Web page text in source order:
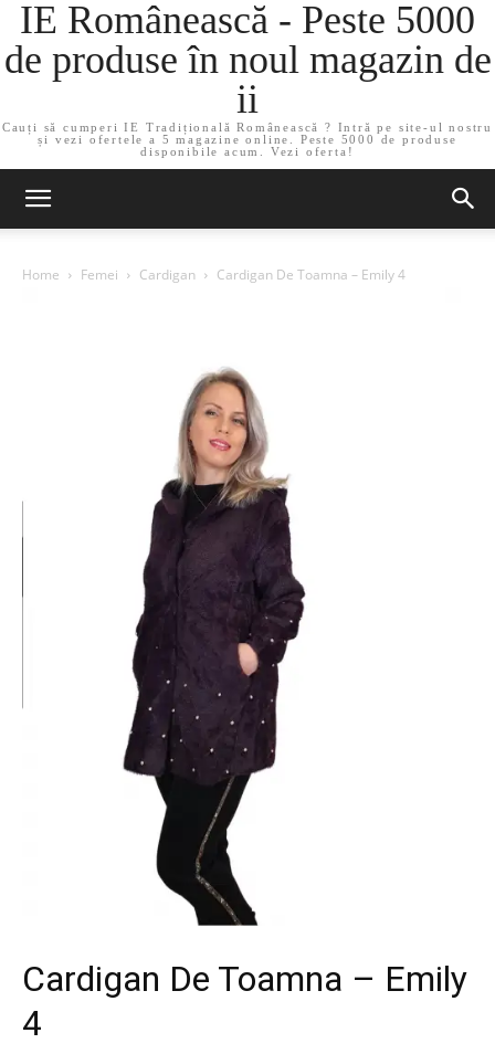
IE Românească - Peste 5000
de produse în noul magazin de
ii
Cauți să cumperi IE Tradițională Românească ? Intră pe site-ul nostru
și vezi ofertele a 5 magazine online. Peste 5000 de produse
disponibile acum. Vezi oferta!
Home Femei Cardigan Cardigan De Toamna – Emily 4
Cardigan De Toamna – Emily
4